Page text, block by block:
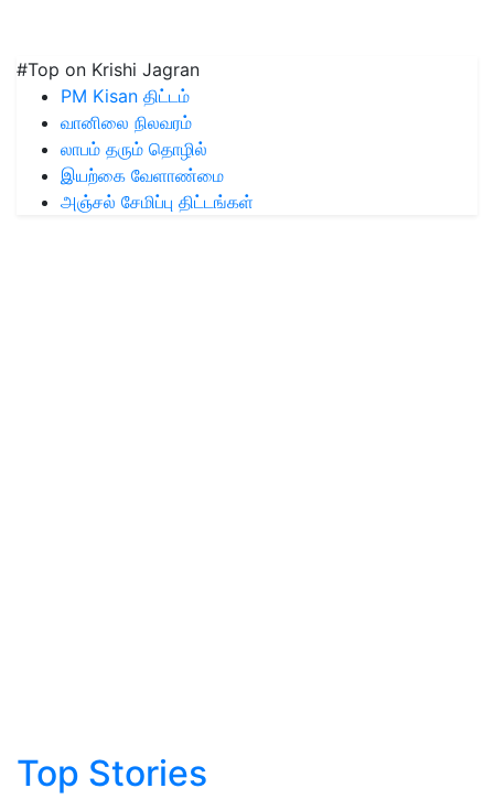
#Top on Krishi Jagran
PM Kisan திட்டம்
வானிலை நிலவரம்
லாபம் தரும் தொழில்
இயற்கை வேளாண்மை
அஞ்சல் சேமிப்பு திட்டங்கள்
Top Stories